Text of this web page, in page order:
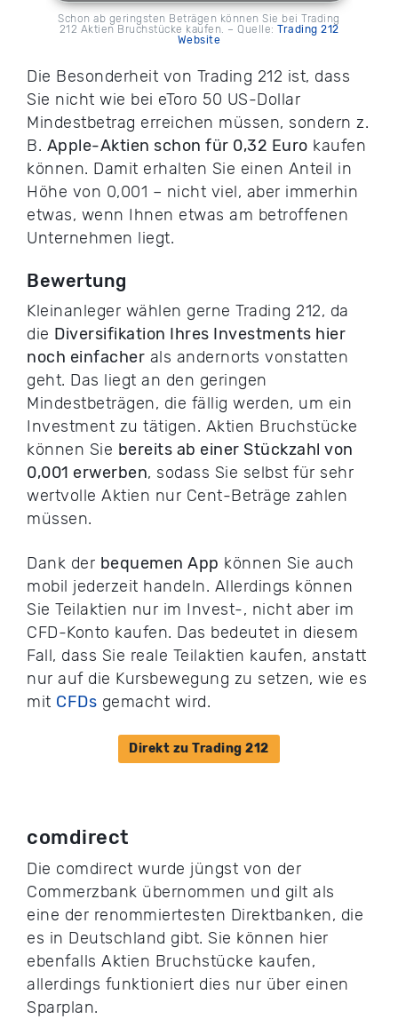
Schon ab geringsten Beträgen können Sie bei Trading
212 Aktien Bruchstücke kaufen. – Quelle: Trading 212
Website
Die Besonderheit von Trading 212 ist, dass
Sie nicht wie bei eToro 50 US-Dollar
Mindestbetrag erreichen müssen, sondern z.
B. Apple-Aktien schon für 0,32 Euro kaufen
können. Damit erhalten Sie einen Anteil in
Höhe von 0,001 – nicht viel, aber immerhin
etwas, wenn Ihnen etwas am betroffenen
Unternehmen liegt.
Bewertung
Kleinanleger wählen gerne Trading 212, da
die Diversifikation Ihres Investments hier
noch einfacher als andernorts vonstatten
geht. Das liegt an den geringen
Mindestbeträgen, die fällig werden, um ein
Investment zu tätigen. Aktien Bruchstücke
können Sie bereits ab einer Stückzahl von
0,001 erwerben, sodass Sie selbst für sehr
wertvolle Aktien nur Cent-Beträge zahlen
müssen.
Dank der bequemen App können Sie auch
mobil jederzeit handeln. Allerdings können
Sie Teilaktien nur im Invest-, nicht aber im
CFD-Konto kaufen. Das bedeutet in diesem
Fall, dass Sie reale Teilaktien kaufen, anstatt
nur auf die Kursbewegung zu setzen, wie es
mit CFDs gemacht wird.
Direkt zu Trading 212
comdirect
Die comdirect wurde jüngst von der
Commerzbank übernommen und gilt als
eine der renommiertesten Direktbanken, die
es in Deutschland gibt. Sie können hier
ebenfalls Aktien Bruchstücke kaufen,
allerdings funktioniert dies nur über einen
Sparplan.